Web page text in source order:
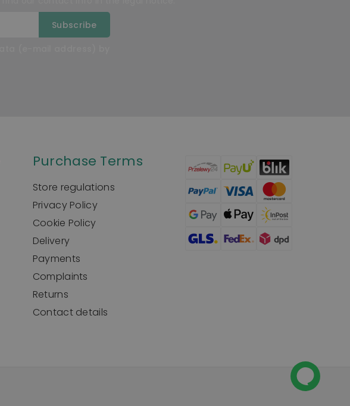
Purchase Terms
Store regulations
Privacy Policy
Cookie Policy
Delivery
Payments
Complaints
Returns
Contact details